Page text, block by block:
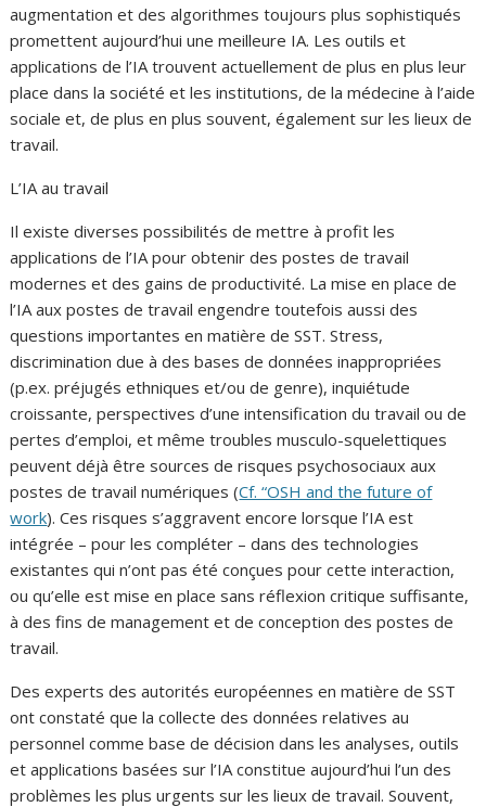
augmentation et des algorithmes toujours plus sophistiqués
promettent aujourd’hui une meilleure IA. Les outils et
applications de l’IA trouvent actuellement de plus en plus leur
place dans la société et les institutions, de la médecine à l’aide
sociale et, de plus en plus souvent, également sur les lieux de
travail.
L’IA au travail
Il existe diverses possibilités de mettre à profit les
applications de l’IA pour obtenir des postes de travail
modernes et des gains de productivité. La mise en place de
l’IA aux postes de travail engendre toutefois aussi des
questions importantes en matière de SST. Stress,
discrimination due à des bases de données inappropriées
(p.ex. préjugés ethniques et/ou de genre), inquiétude
croissante, perspectives d’une intensification du travail ou de
pertes d’emploi, et même troubles musculo-squelettiques
peuvent déjà être sources de risques psychosociaux aux
postes de travail numériques (Cf. “OSH and the future of
work). Ces risques s’aggravent encore lorsque l’IA est
intégrée – pour les compléter – dans des technologies
existantes qui n’ont pas été conçues pour cette interaction,
ou qu’elle est mise en place sans réflexion critique suffisante,
à des fins de management et de conception des postes de
travail.
Des experts des autorités européennes en matière de SST
ont constaté que la collecte des données relatives au
personnel comme base de décision dans les analyses, outils
et applications basées sur l’IA constitue aujourd’hui l’un des
problèmes les plus urgents sur les lieux de travail. Souvent,